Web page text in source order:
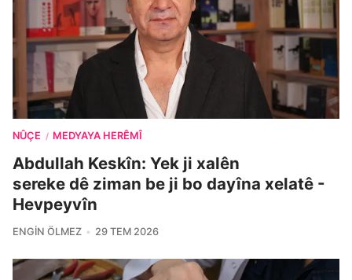
NÛÇE / MEDYAYA HERÊMÎ
Abdullah Keskîn: Yek ji xalên
sereke dê ziman be ji bo dayîna xelatê -
Hevpeyvîn
ENGIN ÖLMEZ 29 TEM 2026